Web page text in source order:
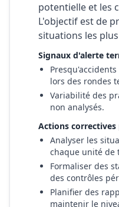
potentielle et les
L'objectif est de
situations les
Signaux d'alerte
lors des rondes
Variabilité des
non analysés.
Actions
Analyser les
chaque unité de
Formaliser des
des contrôles
Planifier des
maintenir le